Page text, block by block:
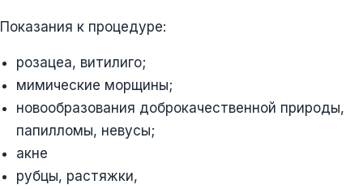
Показания к процедуре:
розацеа, витилиго;
мимические морщины;
новообразования доброкачественной природы,
папилломы, невусы;
акне
рубцы, растяжки,